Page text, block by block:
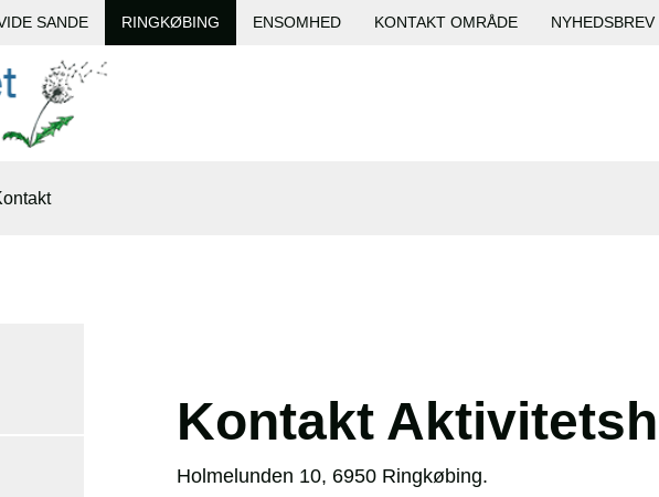
SANDE RINGKØBING ENSOMHED KONTAKT OMRÅDE NYHEDSBREV
Kontakt
Holmelunden 10, 6950 Ringkøbing.